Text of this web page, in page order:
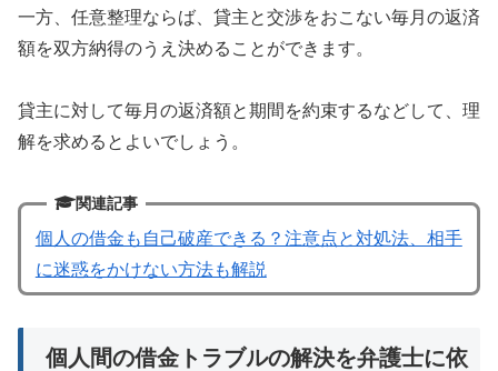
一方、任意整理ならば、貸主と交渉をおこない毎月の返済
額を双方納得のうえ決めることができます。
貸主に対して毎月の返済額と期間を約束するなどして、理
解を求めるとよいでしょう。
関連記事
個人の借金も自己破産できる？注意点と対処法、相手
に迷惑をかけない方法も解説
個人間の借金トラブルの解決を弁護士に依